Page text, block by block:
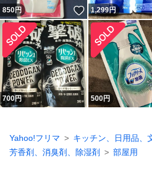
850円 いいね！
1,299円
700円 500円
Yahoo!フリマ
キッチン、日用品、
芳香剤、消臭剤、除湿剤
部屋用